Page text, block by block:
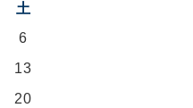
土
6
13
20